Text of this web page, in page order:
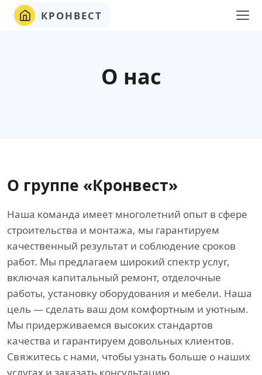
КРОНВЕСТ
О нас
О группе «Кронвест»
Наша команда имеет многолетний опыт в сфере
строительства и монтажа, мы гарантируем
качественный результат и соблюдение сроков
работ. Мы предлагаем широкий спектр услуг,
включая капитальный ремонт, отделочные
работы, установку оборудования и мебели. Наша
цель — сделать ваш дом комфортным и уютным.
Мы придерживаемся высоких стандартов
качества и гарантируем довольных клиентов.
Свяжитесь с нами, чтобы узнать больше о наших